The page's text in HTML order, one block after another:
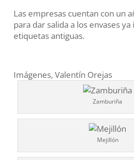
Las empresas cuentan con un
para dar salida a los envases
etiquetas antiguas.
Imágenes, Valentín Orejas
Zamburiña
Mejillón